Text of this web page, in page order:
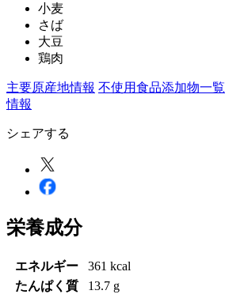
小麦
さば
大豆
鶏肉
主要原産地情報 不使用食品添加物一覧
情報
シェアする
栄養成分
エネルギー
361 kcal
たんぱく質
13.7 g